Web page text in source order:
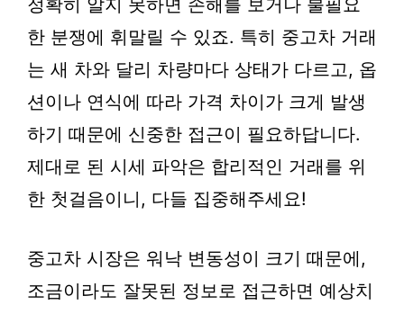
정확히 알지 못하면 손해를 보거나 불필요
한 분쟁에 휘말릴 수 있죠. 특히 중고차 거래
는 새 차와 달리 차량마다 상태가 다르고, 옵
션이나 연식에 따라 가격 차이가 크게 발생
하기 때문에 신중한 접근이 필요하답니다.
제대로 된 시세 파악은 합리적인 거래를 위
한 첫걸음이니, 다들 집중해주세요!
중고차 시장은 워낙 변동성이 크기 때문에,
조금이라도 잘못된 정보로 접근하면 예상치